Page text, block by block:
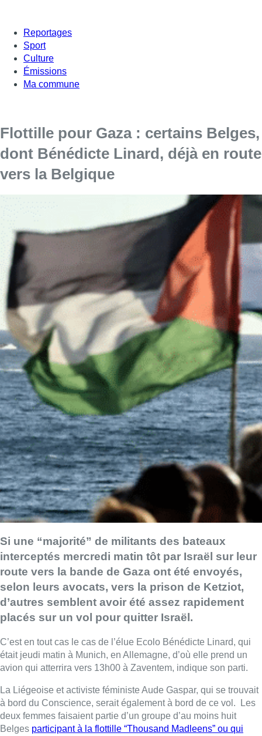
Reportages
Sport
Culture
Émissions
Ma commune
Flottille pour Gaza : certains Belges,
dont Bénédicte Linard, déjà en route
vers la Belgique
Si une “majorité” de militants des bateaux
interceptés mercredi matin tôt par Israël sur leur
route vers la bande de Gaza ont été envoyés,
selon leurs avocats, vers la prison de Ketziot,
d’autres semblent avoir été assez rapidement
placés sur un vol pour quitter Israël.
C’est en tout cas le cas de l’élue Ecolo Bénédicte Linard, qui
était jeudi matin à Munich, en Allemagne, d’où elle prend un
avion qui atterrira vers 13h00 à Zaventem, indique son parti.
La Liégeoise et activiste féministe Aude Gaspar, qui se trouvait
à bord du Conscience, serait également à bord de ce vol. Les
deux femmes faisaient partie d’un groupe d’au moins huit
Belges participant à la flottille “Thousand Madleens” ou qui